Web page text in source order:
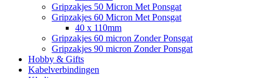
Gripzakjes 50 Micron Met Ponsgat
Gripzakjes 60 Micron Met Ponsgat
40 x 110mm
Gripzakjes 60 micron Zonder Ponsgat
Gripzakjes 90 micron Zonder Ponsgat
Hobby & Gifts
Kabelverbindingen